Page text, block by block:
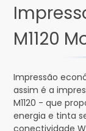
M1120
Impressão
assim é a
M1120 - que
energia e tinta
conectividade